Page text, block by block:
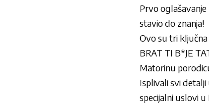
Prvo
stavio do znanja!
Ovo su tri
BRAT TI B*JE
Matorinu
Isplivali svi
specijalni uslovi u